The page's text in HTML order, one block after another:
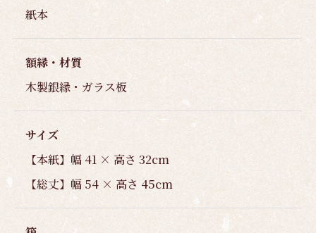
紙本
額縁・材質
木製銀縁・ガラス板
サイズ
【本紙】幅 41 × 高さ 32cm
【総丈】幅 54 × 高さ 45cm